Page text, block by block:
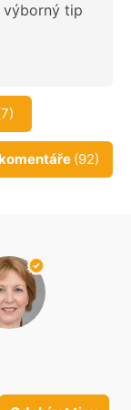
výborný tip
(92)